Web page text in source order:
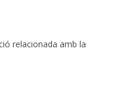
relacionada amb la